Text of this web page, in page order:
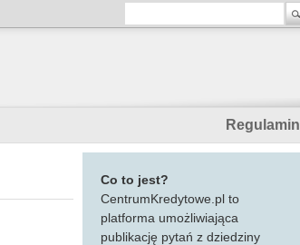
Regulamin
Co to jest?
CentrumKredytowe.pl to
platforma umożliwiająca
publikację pytań z dziedziny